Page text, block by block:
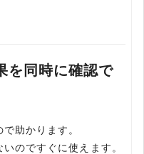
を同時に確認で
助かります。
のですぐに使えます。